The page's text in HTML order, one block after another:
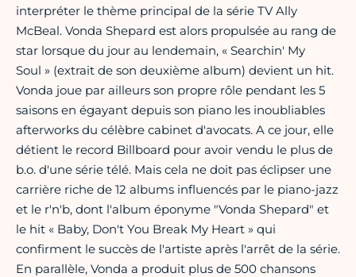
interpréter le thème principal de la série TV Ally
McBeal. Vonda Shepard est alors propulsée au rang de
star lorsque du jour au lendemain, « Searchin' My
Soul » (extrait de son deuxième album) devient un hit.
Vonda joue par ailleurs son propre rôle pendant les 5
saisons en égayant depuis son piano les inoubliables
afterworks du célèbre cabinet d'avocats. A ce jour, elle
détient le record Billboard pour avoir vendu le plus de
b.o. d'une série télé. Mais cela ne doit pas éclipser une
carrière riche de 12 albums influencés par le piano-jazz
et le r'n'b, dont l'album éponyme "Vonda Shepard" et
le hit « Baby, Don't You Break My Heart » qui
confirment le succès de l'artiste après l'arrêt de la série.
En parallèle, Vonda a produit plus de 500 chansons